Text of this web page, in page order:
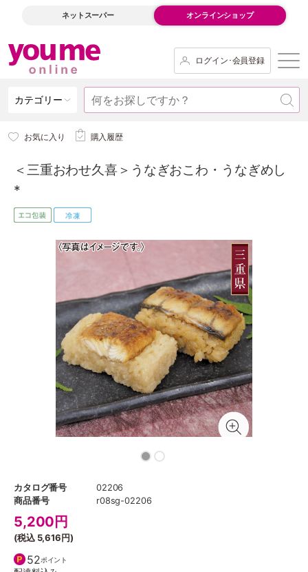
ネットスーパー オンラインショップ
ログイン･会員登録
カテゴリー
お気に入り 購入履歴
＜三重おわせ久喜＞うなぎおこわ・うなぎめし
*
カタログ番号
02206
商品番号
r08sg-02206
5,200 円
(税込 5,616円)
52ポイント